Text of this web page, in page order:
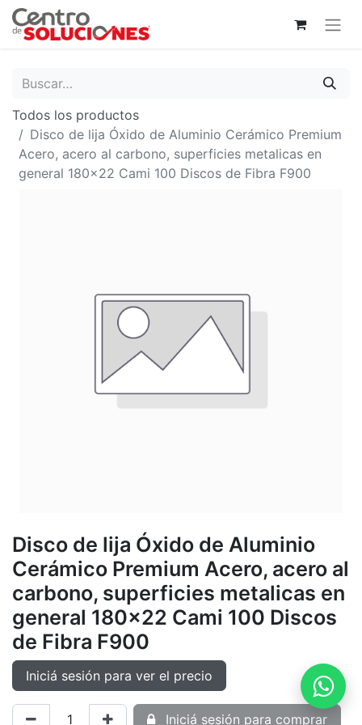
Todos los productos
Disco de lija Óxido de Aluminio Cerámico Premium
Acero, acero al carbono, superficies metalicas en
general 180x22 Cami 100 Discos de Fibra F900
Disco de lija Óxido de Aluminio
Cerámico Premium Acero, acero al
carbono, superficies metalicas en
general 180x22 Cami 100 Discos
de Fibra F900
Iniciá sesión para ver el precio
Iniciá sesión para comprar